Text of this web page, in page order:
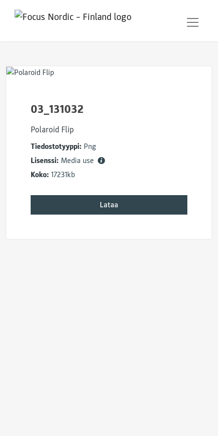
03_131032
Polaroid Flip
Tiedostotyyppi: Png
Lisenssi: Media use
Koko: 17231kb
Lataa